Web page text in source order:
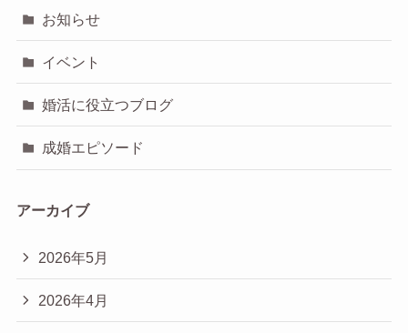
お知らせ
イベント
婚活に役立つブログ
成婚エピソード
アーカイブ
2026年5月
2026年4月